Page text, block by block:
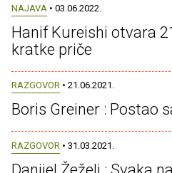
NAJAVA • 03.06.2022.
Hanif Kureishi otvara
kratke priče
RAZGOVOR • 21.06.2021.
Boris Greiner : Postao
RAZGOVOR • 31.03.2021.
Danijel Žeželj : Svaka